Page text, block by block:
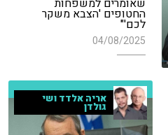
שאומרים למשפחות
החטופים 'הצבא משקר
לכם'"
04/08/2025
אריה אלדד ושי
גולדן